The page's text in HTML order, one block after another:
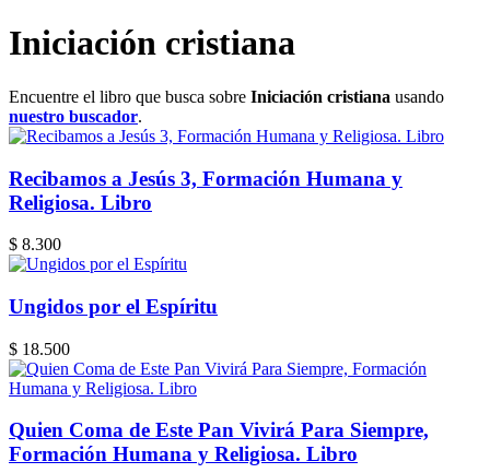
Iniciación cristiana
Encuentre el libro que busca sobre Iniciación cristiana usando
nuestro buscador.
Recibamos a Jesús 3, Formación Humana y
Religiosa. Libro
$ 8.300
Ungidos por el Espíritu
$ 18.500
Quien Coma de Este Pan Vivirá Para Siempre,
Formación Humana y Religiosa. Libro